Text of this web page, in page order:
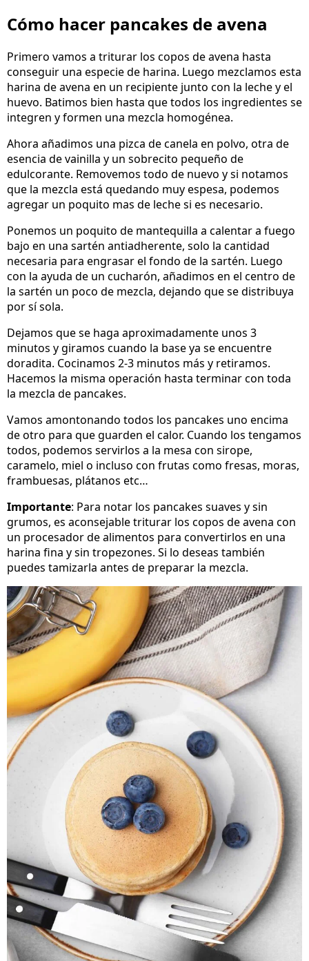
Cómo hacer pancakes de avena
Primero vamos a triturar los copos de avena hasta
conseguir una especie de harina. Luego mezclamos esta
harina de avena en un recipiente junto con la leche y el
huevo. Batimos bien hasta que todos los ingredientes se
integren y formen una mezcla homogénea.
Ahora añadimos una pizca de canela en polvo, otra de
esencia de vainilla y un sobrecito pequeño de
edulcorante. Removemos todo de nuevo y si notamos
que la mezcla está quedando muy espesa, podemos
agregar un poquito mas de leche si es necesario.
Ponemos un poquito de mantequilla a calentar a fuego
bajo en una sartén antiadherente, solo la cantidad
necesaria para engrasar el fondo de la sartén. Luego
con la ayuda de un cucharón, añadimos en el centro de
la sartén un poco de mezcla, dejando que se distribuya
por sí sola.
Dejamos que se haga aproximadamente unos 3
minutos y giramos cuando la base ya se encuentre
doradita. Cocinamos 2-3 minutos más y retiramos.
Hacemos la misma operación hasta terminar con toda
la mezcla de pancakes.
Vamos amontonando todos los pancakes uno encima
de otro para que guarden el calor. Cuando los tengamos
todos, podemos servirlos a la mesa con sirope,
caramelo, miel o incluso con frutas como fresas, moras,
frambuesas, plátanos etc…
Importante: Para notar los pancakes suaves y sin
grumos, es aconsejable triturar los copos de avena con
un procesador de alimentos para convertirlos en una
harina fina y sin tropezones. Si lo deseas también
puedes tamizarla antes de preparar la mezcla.